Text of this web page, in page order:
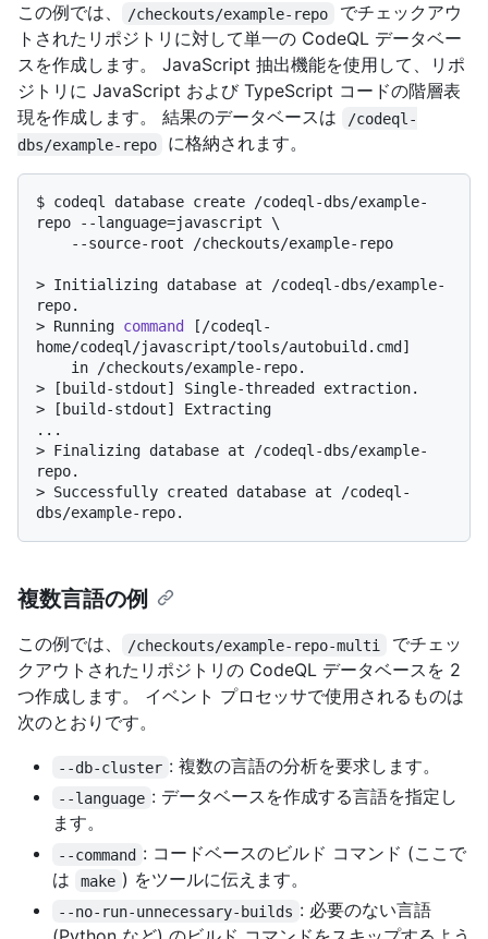
この例では、 /checkouts/example-repo
でチェックアウ
トされたリポジトリに対して単一の CodeQL データベー
スを作成します。 JavaScript 抽出機能を使用して、リポ
ジトリに JavaScript および TypeScript コードの階層表
現を作成します。 結果のデータベースは
/codeql-
dbs/example-repo
に格納されます。
$ codeql database create /codeql-dbs/example-
repo --language=javascript \
    --source-root /checkouts/example-repo
> Initializing database at /codeql-dbs/example-
repo.
> Running command
[/codeql-
home/codeql/javascript/tools/autobuild.cmd]
>
[build-stdout] Single-threaded extraction.
>
[build-stdout] Extracting
> Finalizing database at /codeql-dbs/example-
repo.
> Successfully created database at /codeql-
dbs/example-repo.
複数言語の例
この例では、 /checkouts/example-repo-multi
でチェッ
クアウトされたリポジトリの CodeQL データベースを 2
つ作成します。 イベント プロセッサで使用されるものは
次のとおりです。
--db-cluster : 複数の言語の分析を要求します。
--language : データベースを作成する言語を指定し
ます。
--command : コードベースのビルド コマンド (ここで
は
make ) をツールに伝えます。
--no-run-unnecessary-builds : 必要のない言語